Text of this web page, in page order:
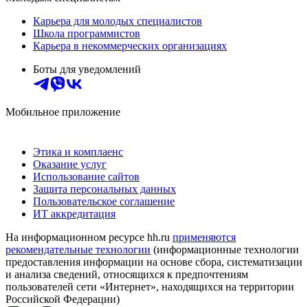
Карьера для молодых специалистов
Школа программистов
Карьера в некоммерческих организациях
Боты для уведомлений
Мобильное приложение
Этика и комплаенс
Оказание услуг
Использование сайтов
Защита персональных данных
Пользовательское соглашение
ИТ аккредитация
На информационном ресурсе hh.ru применяются
рекомендательные технологии (информационные технологии
предоставления информации на основе сбора, систематизации
и анализа сведений, относящихся к предпочтениям
пользователей сети «Интернет», находящихся на территории
Российской Федерации)